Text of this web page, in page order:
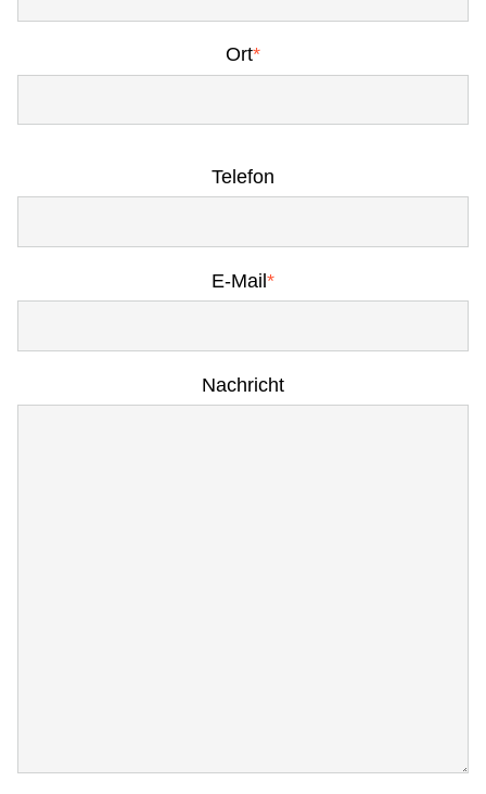
Ort*
Telefon
E-Mail*
Nachricht